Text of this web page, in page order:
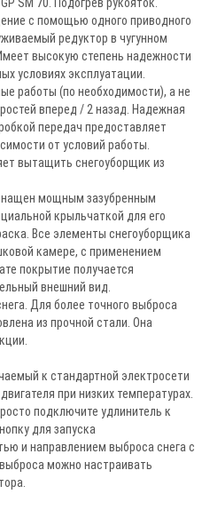
с помощью одного приводного
редуктор в чугунном
высокую степень надежности
условиях эксплуатации.
работы (по необходимости), а не
вперед / 2 назад. Надежная
передач предоставляет
от условий работы.
вытащить снегоуборщик из
мощным зазубренным
крыльчаткой для его
Все элементы снегоуборщика
камере, с применением
покрытие получается
внешний вид.
Для более точного выброса
из прочной стали. Она
к стандартной электросети
при низких температурах.
подключите удлинитель к
для запуска
и направлением выброса снега с
можно настраивать